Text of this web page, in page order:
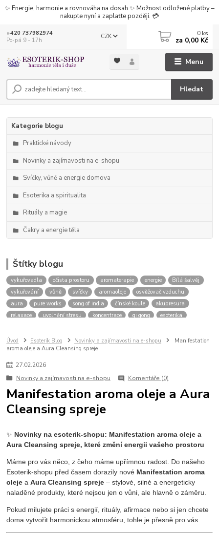
✨ Energie, harmonie a rovnováha na dosah ✨ Možnost odložené platby –
nakupte nyní a zaplaťte později. 💳
Menu
CZK
Hledat
+420 737982974
Po-pá 9 - 17h
0 ks
za 0,00 Kč
Kategorie blogu
Praktické návody
Novinky a zajímavosti na e-shopu
Svíčky, vůně a energie domova
Esoterika a spiritualita
Rituály a magie
Čakry a energie těla
Štítky blogu
vykuřovadla očista prostoru aromaterapie energie
Bílá šalvěj
vykuřování
vůně svíčky aromaoleje
osvěžovač vzduchu
aura
pure works song of india čínské koule
akupresura
relaxace
uvolnění stresu koncentrace qi gong
esoterika
oleje pro aromaterapii
pro relaxaci
pro meditaci
přírodní vůně do bytu
levandule
santalové dřevo
Úvod Esoterik Blog Novinky a zajímavosti na e-shopu
Manifestation
aroma oleje a Aura Cleansing spreje
27.02.2026
Novinky a zajímavosti na e-shopu
Komentáře (0)
Manifestation aroma oleje a Aura
Cleansing spreje
✨ Novinky na esoterik-shopu: Manifestation aroma oleje a
Aura Cleansing spreje, které změní energii vašeho prostoru
Máme pro vás něco, z čeho máme upřímnou radost. Do našeho
Esoterik-shopu před časem dorazily nové Manifestation aroma
oleje aAura Cleansing spreje – stylové, silné a energeticky
naladěné produkty, které nejsou jen o vůni, ale hlavně o záměru.
Pokud milujete práci s energií, rituály, afirmace nebo si jen chcete
doma vytvořit harmonickou atmosféru, tohle je přesně pro vás.